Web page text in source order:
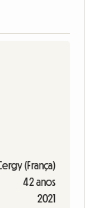
(França)
42 anos
2021